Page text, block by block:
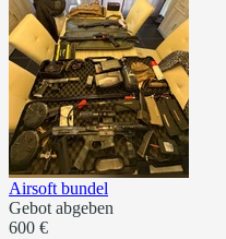
Airsoft bundel
Gebot abgeben
600 €